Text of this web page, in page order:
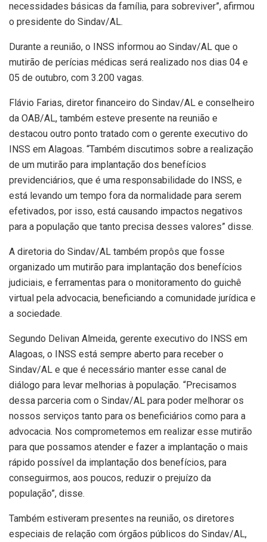
necessidades básicas da família, para sobreviver”, afirmou
o presidente do Sindav/AL.
Durante a reunião, o INSS informou ao Sindav/AL que o
mutirão de perícias médicas será realizado nos dias 04 e
05 de outubro, com 3.200 vagas.
Flávio Farias, diretor financeiro do Sindav/AL e conselheiro
da OAB/AL, também esteve presente na reunião e
destacou outro ponto tratado com o gerente executivo do
INSS em Alagoas. “Também discutimos sobre a realização
de um mutirão para implantação dos benefícios
previdenciários, que é uma responsabilidade do INSS, e
está levando um tempo fora da normalidade para serem
efetivados, por isso, está causando impactos negativos
para a população que tanto precisa desses valores” disse.
A diretoria do Sindav/AL também propôs que fosse
organizado um mutirão para implantação dos benefícios
judiciais, e ferramentas para o monitoramento do guichê
virtual pela advocacia, beneficiando a comunidade jurídica e
a sociedade.
Segundo Delivan Almeida, gerente executivo do INSS em
Alagoas, o INSS está sempre aberto para receber o
Sindav/AL e que é necessário manter esse canal de
diálogo para levar melhorias à população. “Precisamos
dessa parceria com o Sindav/AL para poder melhorar os
nossos serviços tanto para os beneficiários como para a
advocacia. Nos comprometemos em realizar esse mutirão
para que possamos atender e fazer a implantação o mais
rápido possível da implantação dos benefícios, para
conseguirmos, aos poucos, reduzir o prejuízo da
população”, disse.
Também estiveram presentes na reunião, os diretores
especiais de relação com órgãos públicos do Sindav/AL,